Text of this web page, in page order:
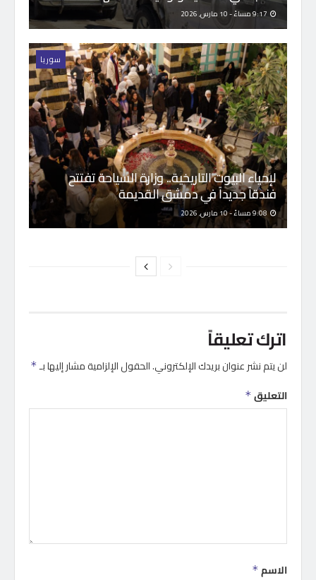
9:17 مساءً - 10 مارس, 2026
سوريا
لإحياء البيوت التاريخية.. وزارة السياحة تفتتح
فندقاً جديداً في دمشق القديمة
9:08 مساءً - 10 مارس, 2026
اترك تعليقاً
لن يتم نشر عنوان بريدك الإلكتروني.الحقول الإلزامية مشار إليها بـ *
التعليق *
الاسم *